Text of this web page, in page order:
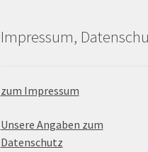
Impressum,
zum Impressum
Unsere Angaben zum
Datenschutz